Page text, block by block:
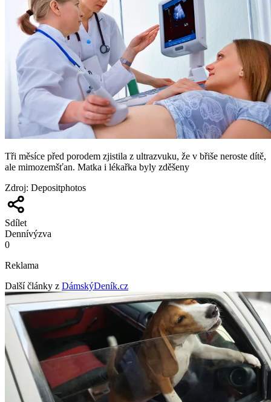
Tři měsíce před porodem zjistila z ultrazvuku, že v břiše neroste dítě,
ale mimozemšťan. Matka i lékařka byly zděšeny
Zdroj: Depositphotos
Sdílet
Dennívýzva
0
Reklama
Další články z DámskýDeník.cz